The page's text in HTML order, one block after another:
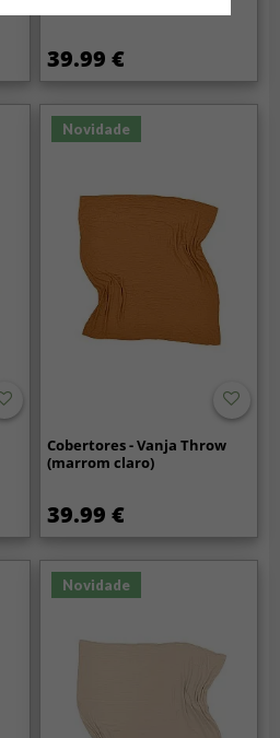
39.99 €
Novidade
Cobertores - Vanja Throw
(marrom claro)
39.99 €
Novidade